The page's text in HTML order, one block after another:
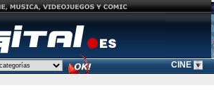
CINE